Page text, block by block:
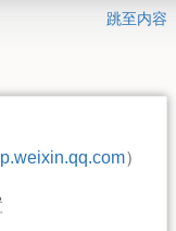
跳至内容
）